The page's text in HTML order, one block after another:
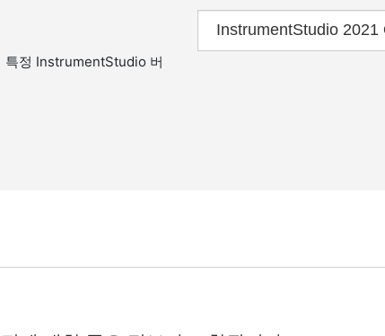
특정 InstrumentStudio 버